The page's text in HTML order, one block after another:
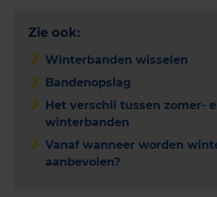
Zie ook:
Winterbanden wisselen
Bandenopslag
Het verschil tussen zomer-
winterbanden
Vanaf wanneer worden
aanbevolen?